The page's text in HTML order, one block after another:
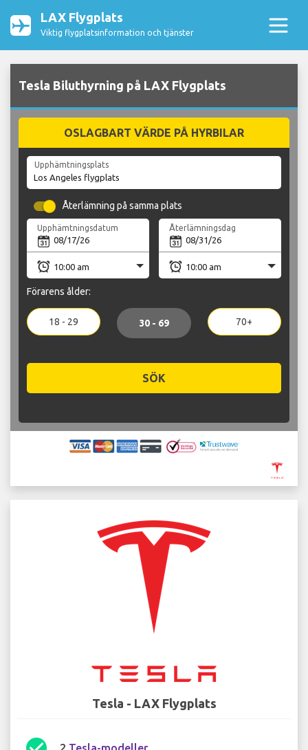
LAX Flygplats
Viktig flygplatsinformation och tjänster
Tesla Biluthyrning på LAX Flygplats
OSLAGBART VÄRDE PÅ HYRBILAR
Upphämtningsplats
Återlämning på samma plats
Upphämtningsdatum Återlämningsdag
Förarens ålder:
18 - 29 30 - 69 70+
SÖK
Tesla - LAX Flygplats